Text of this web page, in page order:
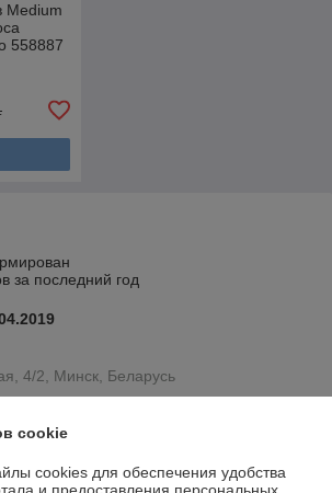
Medium
558887
за последний год
4/2, Минск, Беларусь
график работы
cookie
cookies для обеспечения удобства